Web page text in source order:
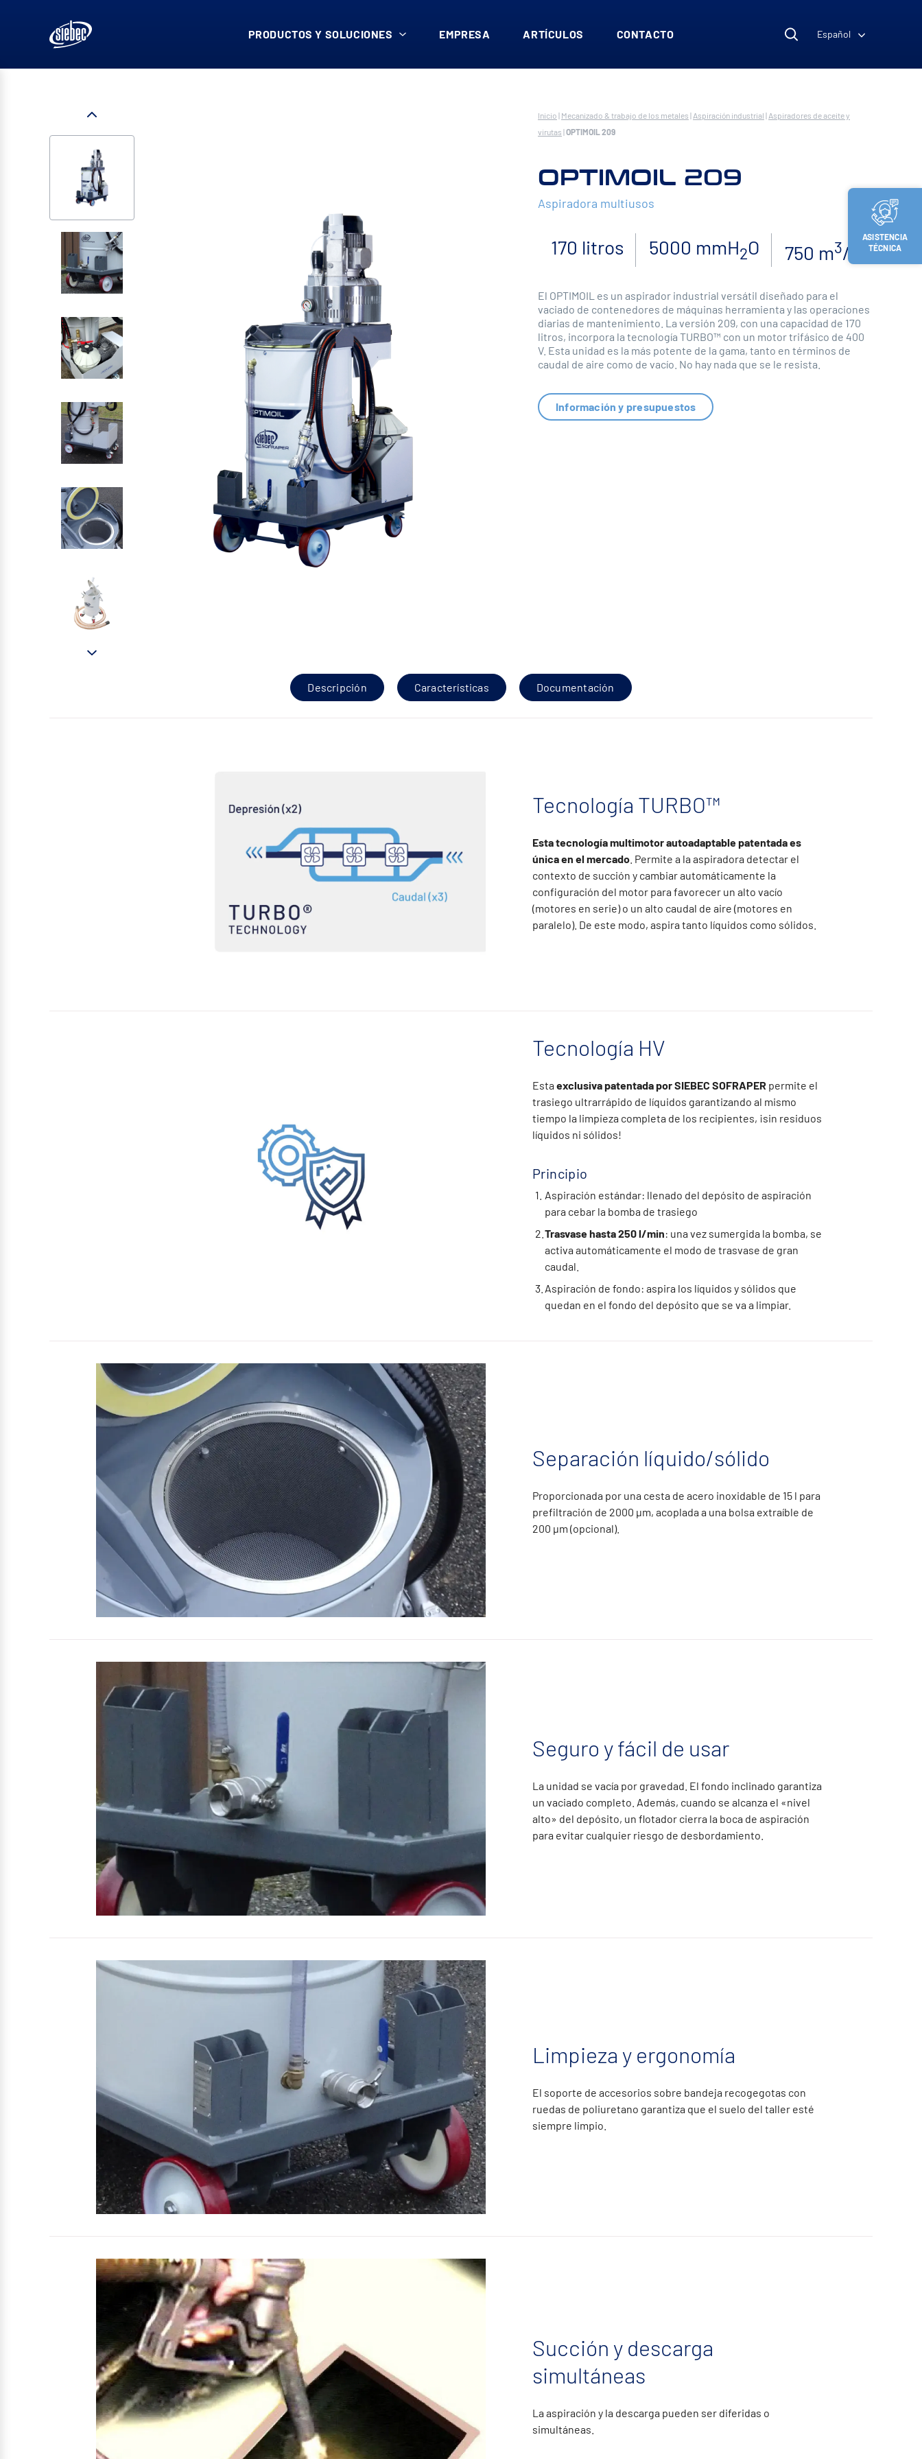
ASISTENCIA
TÉCNICA
PRODUCTOS Y SOLUCIONES EMPRESA ARTÍCULOS CONTACTO Español
Inicio | Mecanizado & trabajo de los metales | Aspiración industrial | Aspiradores de aceite y
virutas |OPTIMOIL 209
OPTIMOIL 209
Aspiradora multiusos
170 litros 5000 mmH2O 750 m3/h
El OPTIMOIL es un aspirador industrial versátil diseñado para el
vaciado de contenedores de máquinas herramienta y las operaciones
diarias de mantenimiento. La versión 209, con una capacidad de 170
litros, incorpora la tecnología TURBO™ con un motor trifásico de 400
V. Esta unidad es la más potente de la gama, tanto en términos de
caudal de aire como de vacío. No hay nada que se le resista.
Información y presupuestos
Descripción Características Documentación
Tecnología TURBO™
Esta tecnología multimotor autoadaptable patentada es
única en el mercado . Permite a la aspiradora detectar el
contexto de succión y cambiar automáticamente la
configuración del motor para favorecer un alto vacío
(motores en serie) o un alto caudal de aire (motores en
paralelo). De este modo, aspira tanto líquidos como sólidos.
Tecnología HV
Esta exclusiva patentada por SIEBEC SOFRAPER permite el
trasiego ultrarrápido de líquidos garantizando al mismo
tiempo la limpieza completa de los recipientes, ¡sin residuos
líquidos ni sólidos!
Principio
Aspiración estándar: llenado del depósito de aspiración
para cebar la bomba de trasiego
Trasvase hasta 250 l/min: una vez sumergida la bomba, se
activa automáticamente el modo de trasvase de gran
caudal.
Aspiración de fondo: aspira los líquidos y sólidos que
quedan en el fondo del depósito que se va a limpiar.
Separación líquido/sólido
Proporcionada por una cesta de acero inoxidable de 15 l para
prefiltración de 2000 µm, acoplada a una bolsa extraíble de
200 µm (opcional).
Seguro y fácil de usar
La unidad se vacía por gravedad. El fondo inclinado garantiza
un vaciado completo. Además, cuando se alcanza el «nivel
alto» del depósito, un flotador cierra la boca de aspiración
para evitar cualquier riesgo de desbordamiento.
Limpieza y ergonomía
El soporte de accesorios sobre bandeja recogegotas con
ruedas de poliuretano garantiza que el suelo del taller esté
siempre limpio.
Succión y descarga
simultáneas
La aspiración y la descarga pueden ser diferidas o
simultáneas.